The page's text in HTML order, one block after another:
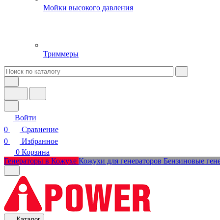
Мойки высокого давления
Триммеры
Войти
0
Сравнение
0
Избранное
0 Корзина
Генераторы в Кожухе Кожухи для генераторов Бензиновые